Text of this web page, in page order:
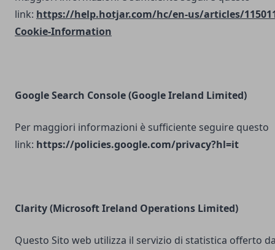
link: https://help.hotjar.com/hc/en-us/articles/
Cookie-Information
Google Search Console(Google Ireland Limited)
Per maggiori informazioni è sufficiente seguire questo
link: https://policies.google.com/privacy?hl=it
Clarity (Microsoft Ireland Operations Limited)
Questo Sito web utilizza il servizio di statistica offerto